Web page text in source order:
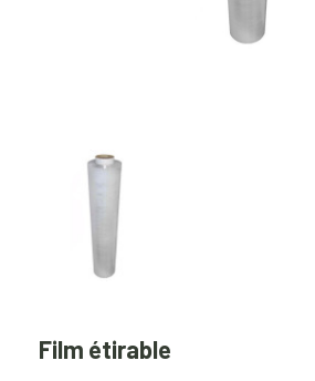
Film étirable